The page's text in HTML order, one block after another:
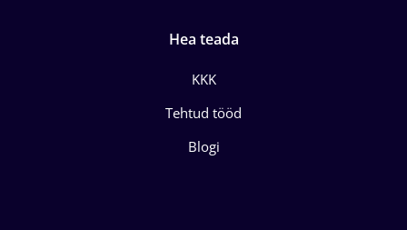
Hea teada
KKK
Tehtud tööd
Blogi